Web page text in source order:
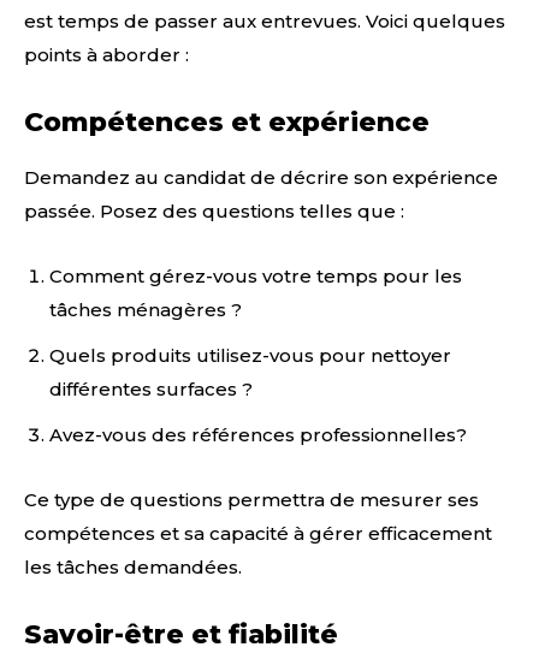
est temps de passer aux entrevues. Voici quelques
points à aborder :
Compétences et expérience
Demandez au candidat de décrire son expérience
passée. Posez des questions telles que :
Comment gérez-vous votre temps pour les
tâches ménagères ?
Quels produits utilisez-vous pour nettoyer
différentes surfaces ?
Avez-vous des références professionnelles?
Ce type de questions permettra de mesurer ses
compétences et sa capacité à gérer efficacement
les tâches demandées.
Savoir-être et fiabilité